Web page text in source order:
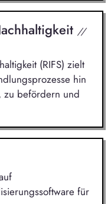
//
(RIFS) zielt
hin
zu befördern und
für